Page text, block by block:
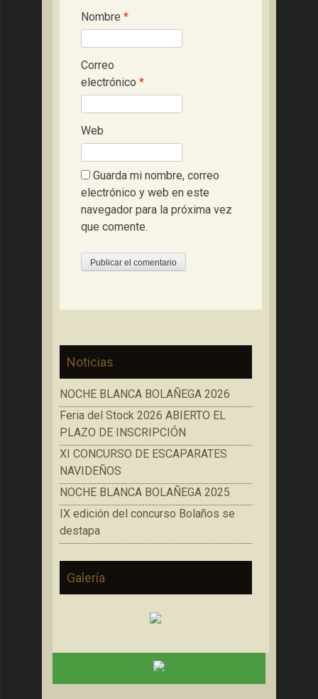
Nombre *
Correo
electrónico *
Web
Guarda mi nombre, correo
electrónico y web en este
navegador para la próxima vez
que comente.
Noticias
NOCHE BLANCA BOLAÑEGA 2026
Feria del Stock 2026 ABIERTO EL
PLAZO DE INSCRIPCIÓN
XI CONCURSO DE ESCAPARATES
NAVIDEÑOS
NOCHE BLANCA BOLAÑEGA 2025
IX edición del concurso Bolaños se
destapa
Galería